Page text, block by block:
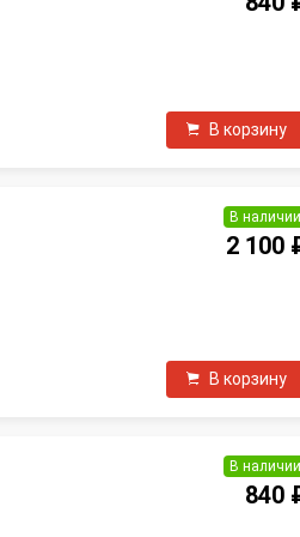
В корзину
В наличии
2 100
В корзину
В наличии
840